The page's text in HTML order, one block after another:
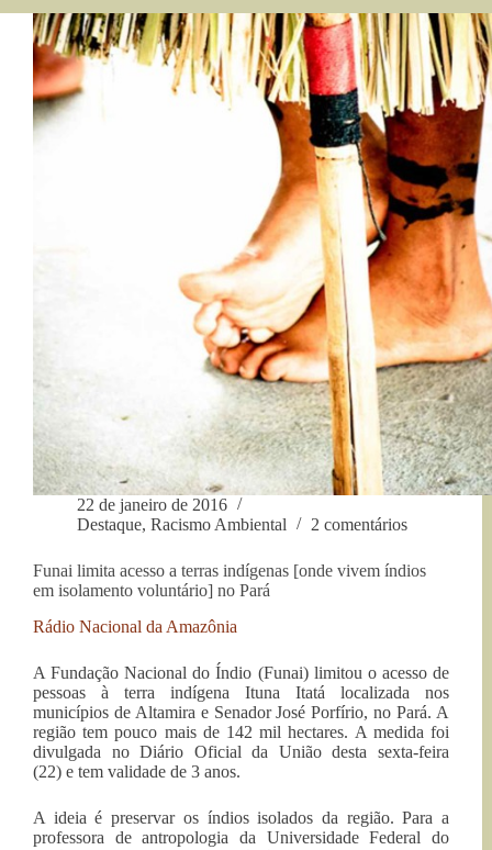
serem
aprendidas
do
desastre
do
Rio
lições
a
serem
aprendidas
22 de janeiro de 2016
Destaque, Racismo Ambiental 2 comentários
Funai limita acesso a terras indígenas [onde vivem índios
em isolamento voluntário] no Pará
Rádio Nacional da Amazônia
A Fundação Nacional do Índio (Funai) limitou o acesso de
pessoas à terra indígena Ituna Itatá localizada nos
municípios de Altamira e Senador José Porfírio, no Pará. A
região tem pouco mais de 142 mil hectares. A medida foi
divulgada no Diário Oficial da União desta sexta-feira
(22) e tem validade de 3 anos.
A ideia é preservar os índios isolados da região. Para a
professora de antropologia da Universidade Federal do